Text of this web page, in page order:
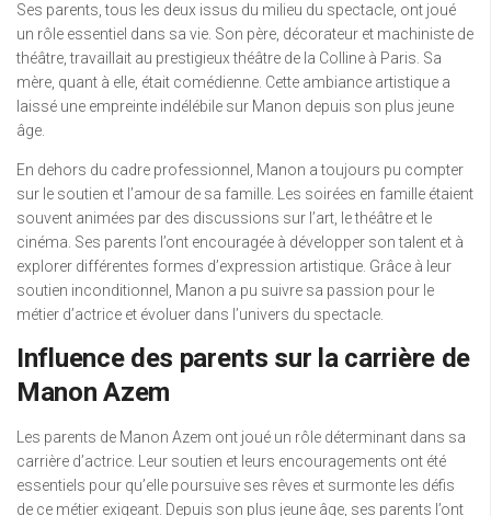
Ses parents, tous les deux issus du milieu du spectacle, ont joué
un rôle essentiel dans sa vie. Son père, décorateur et machiniste de
théâtre, travaillait au prestigieux théâtre de la Colline à Paris. Sa
mère, quant à elle, était comédienne. Cette ambiance artistique a
laissé une empreinte indélébile sur Manon depuis son plus jeune
âge.
En dehors du cadre professionnel, Manon a toujours pu compter
sur le soutien et l’amour de sa famille. Les soirées en famille étaient
souvent animées par des discussions sur l’art, le théâtre et le
cinéma. Ses parents l’ont encouragée à développer son talent et à
explorer différentes formes d’expression artistique. Grâce à leur
soutien inconditionnel, Manon a pu suivre sa passion pour le
métier d’actrice et évoluer dans l’univers du spectacle.
Influence des parents sur la carrière de
Manon Azem
Les parents de Manon Azem ont joué un rôle déterminant dans sa
carrière d’actrice. Leur soutien et leurs encouragements ont été
essentiels pour qu’elle poursuive ses rêves et surmonte les défis
de ce métier exigeant. Depuis son plus jeune âge, ses parents l’ont